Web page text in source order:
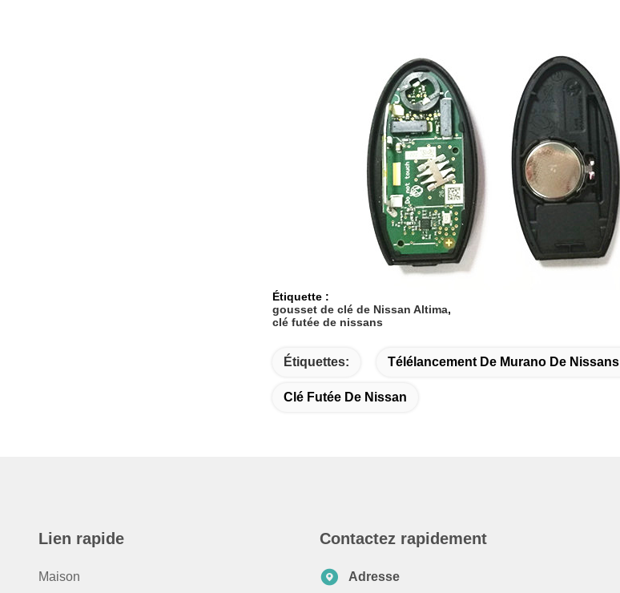
Étiquette :
gousset de clé de Nissan Altima,
clé futée de nissans
Étiquettes: Télélancement De Murano De Nissans
Clé Futée De Nissan
Lien rapide
Maison
Contactez rapidement
Adresse